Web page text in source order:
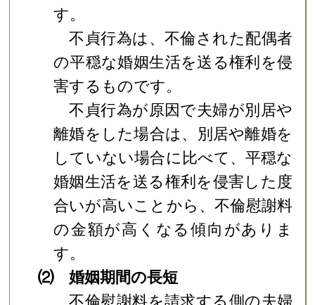
す。
不貞行為は、不倫された配偶者
の平穏な婚姻生活を送る権利を侵
害するものです。
不貞行為が原因で夫婦が別居や
離婚をした場合は、別居や離婚を
していない場合に比べて、平穏な
婚姻生活を送る権利を侵害した度
合いが高いことから、不倫慰謝料
の金額が高くなる傾向がありま
す。
⑵ 婚姻期間の長短
不倫慰謝料を請求する側の夫婦